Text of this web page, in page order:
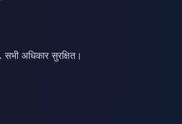
अधिकार सुरक्षित।